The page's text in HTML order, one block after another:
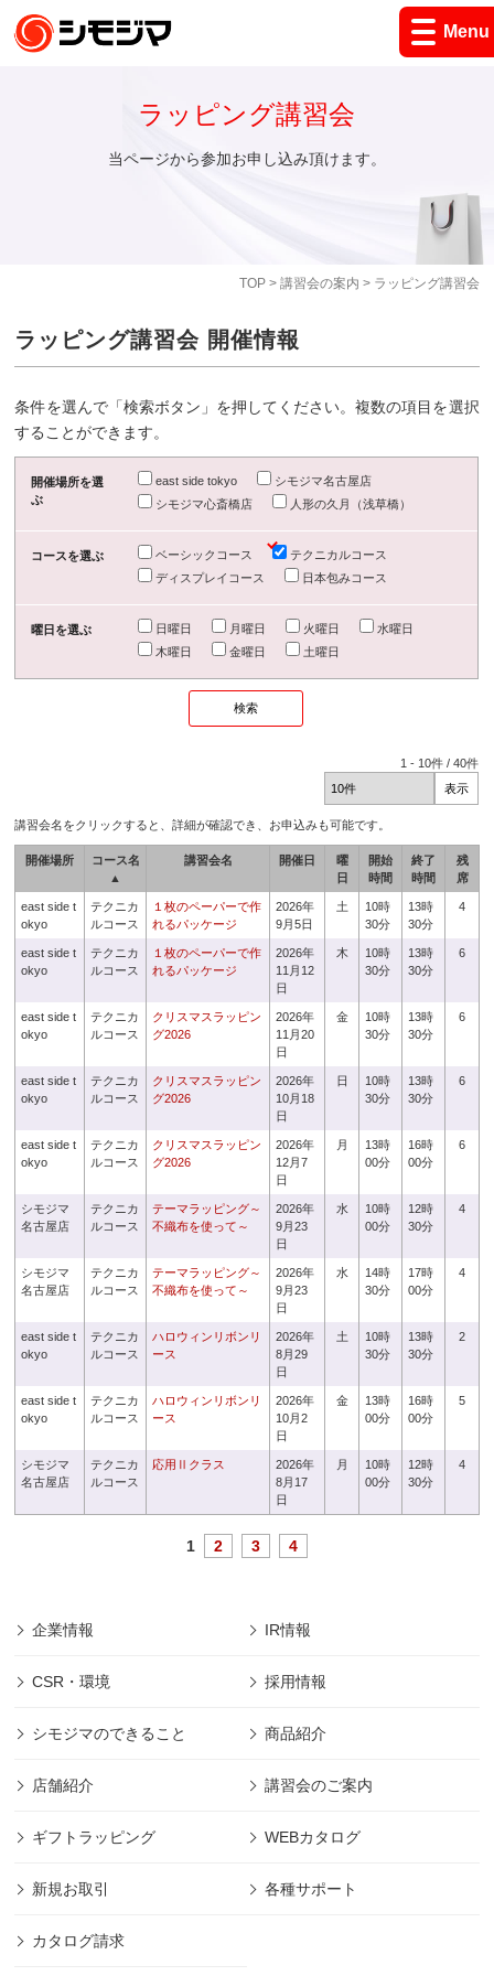
Menu
TOP> 講習会の案内 > ラッピング講習会
ラッピング講習会
当ページから参加お申し込み頂けます。
ラッピング講習会 開催情報
条件を選んで「検索ボタン」を押してください。複数の項目を選択
することができます。
開催場所を選
ぶ
east side tokyo
シモジマ名古屋店
シモジマ心斎橋店
人形の久月（浅草橋）
コースを選ぶ ベーシックコース
テクニカルコース
ディスプレイコース
日本包みコース
曜日を選ぶ 日曜日 月曜日 火曜日
水曜日
木曜日
金曜日 土曜日
1 - 10件 /40件
講習会名をクリックすると、詳細が確認でき、お申込みも可能です。
開催場所
コース名
▲
講習会名 開催日
曜
日
開始
時間
終了
時間
残
席
east side t
okyo
テクニカ
ルコース
１枚のペーパーで作
れるパッケージ
2026年
9月5日
土
10時
30分
13時
30分
4
east side t
okyo
テクニカ
ルコース
１枚のペーパーで作
れるパッケージ
2026年
11月12
日
木
10時
30分
13時
30分
6
east side t
okyo
テクニカ
ルコース
クリスマスラッピン
グ2026
2026年
11月20
日
金
10時
30分
13時
30分
6
east side t
okyo
テクニカ
ルコース
クリスマスラッピン
グ2026
2026年
10月18
日
日
10時
30分
13時
30分
6
east side t
okyo
テクニカ
ルコース
クリスマスラッピン
グ2026
2026年
12月7
日
月
13時
00分
16時
00分
6
シモジマ
名古屋店
テクニカ
ルコース
テーマラッピング～
不織布を使って～
2026年
9月23
日
水
10時
00分
12時
30分
4
シモジマ
名古屋店
テクニカ
ルコース
テーマラッピング～
不織布を使って～
2026年
9月23
日
水
14時
30分
17時
00分
4
east side t
okyo
テクニカ
ルコース
ハロウィンリボンリ
ース
2026年
8月29
日
土
10時
30分
13時
30分
2
east side t
okyo
テクニカ
ルコース
ハロウィンリボンリ
ース
2026年
10月2
日
金
13時
00分
16時
00分
5
シモジマ
名古屋店
テクニカ
ルコース
応用Ⅱクラス
2026年
8月17
日
月
10時
00分
12時
30分
4
1 2 3 4
企業情報 IR情報
CSR・環境 採用情報
シモジマのできること 商品紹介
店舗紹介 講習会のご案内
ギフトラッピング WEBカタログ
新規お取引 各種サポート
カタログ請求